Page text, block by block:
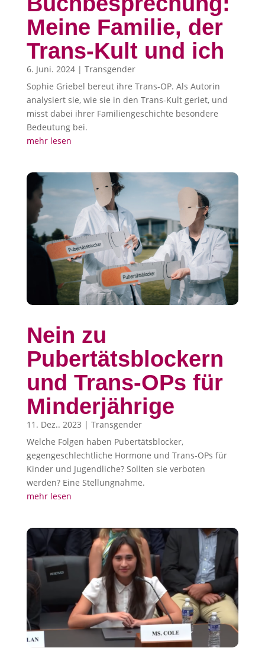
Meine Familie, der
Trans-Kult und ich
6. Juni. 2024| Transgender
Sophie Griebel bereut ihre Trans-OP. Als Autorin
analysiert sie, wie sie in den Trans-Kult geriet, und
misst dabei ihrer Familiengeschichte besondere
Bedeutung bei.
mehr lesen
Nein zu
Pubertätsblockern
und Trans-OPs für
Minderjährige
11. Dez.. 2023 | Transgender
Welche Folgen haben Pubertätsblocker,
gegengeschlechtliche Hormone und Trans-OPs für
Kinder und Jugendliche? Sollten sie verboten
werden? Eine Stellungnahme.
mehr lesen